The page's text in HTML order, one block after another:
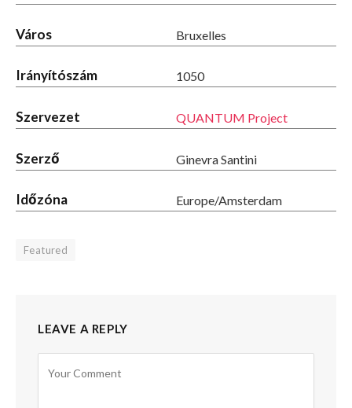
Város Bruxelles
Irányítószám 1050
Szervezet QUANTUM Project
Szerző Ginevra Santini
Időzóna Europe/Amsterdam
Featured
LEAVE A REPLY